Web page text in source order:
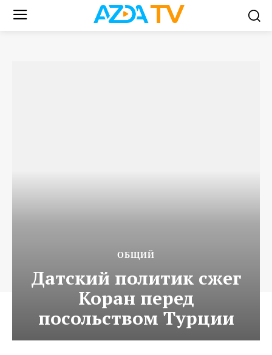
ОБЩИЙ
Датский политик сжег
Коран перед
посольством Турции